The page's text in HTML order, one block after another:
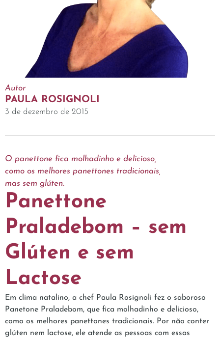
Autor
PAULA ROSIGNOLI
3 de dezembro de 2015
O panettone fica molhadinho e delicioso,
como os melhores panettones tradicionais,
mas sem glúten.
Panettone
Praladebom – sem
Glúten e sem
Lactose
Em clima natalino, a chef Paula Rosignoli fez o saboroso
Panetone Praladebom, que fica molhadinho e delicioso,
como os melhores panettones tradicionais. Por não conter
glúten nem lactose, ele atende as pessoas com essas